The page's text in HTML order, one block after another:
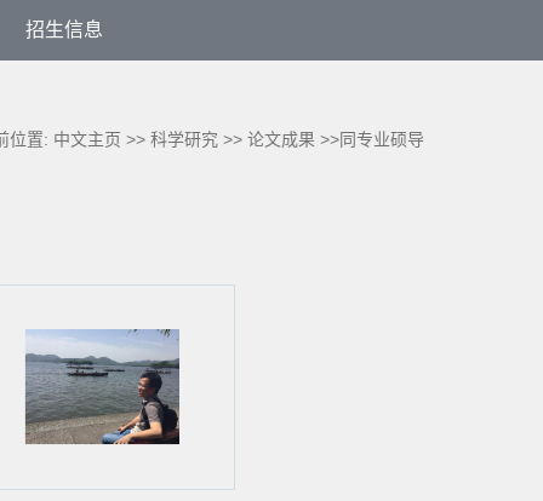
招生信息
位置: 中文主页 >>科学研究 >>论文成果 >>同专业硕导